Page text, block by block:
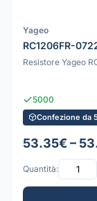
Yageo
RC1206FR-
Resistore Yageo
5000
Confezione da
53.35€ –
Quantità: